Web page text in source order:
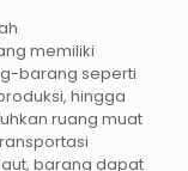
memiliki
barang seperti
hingga
ruang muat
barang dapat